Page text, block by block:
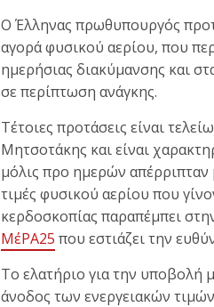
Ο Έλληνας πρωθυπουργός
αγορά φυσικού αερίου, που
ημερήσιας διακύμανσης και
σε περίπτωση ανάγκης.
Τέτοιες προτάσεις είναι
Μητσοτάκης και είναι
μόλις προ ημερών απέρριπταν
τιμές φυσικού αερίου που
κερδοσκοπίας παραπέμπει
ΜέΡΑ25 που εστιάζει την
Το ελατήριο για την υποβολή
άνοδος των ενεργειακών